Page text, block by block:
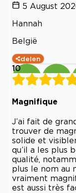
5 August
Hannah
België
delen
10
Magnifique
J’ai fait de
trouver de
solide et
qu’il a les plus
qualité,
plus le nom au
vraiment
est aussi très